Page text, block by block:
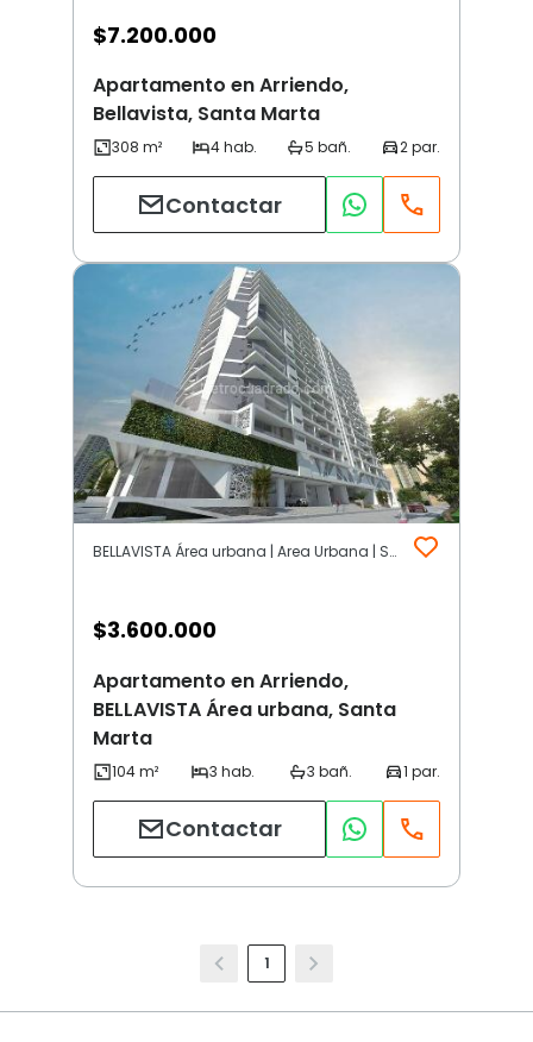
$7.200.000
Apartamento en Arriendo,
Bellavista, Santa Marta
Contactar
BELLAVISTA Área urbana | Area Urbana | Santa Marta
$3.600.000
Apartamento en Arriendo,
BELLAVISTA Área urbana, Santa
Marta
Contactar
1